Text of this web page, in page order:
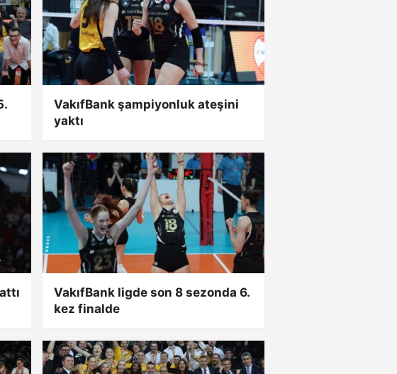
VakıfBank şampiyonluk ateşini
yaktı
VakıfBank ligde son 8 sezonda 6.
kez finalde